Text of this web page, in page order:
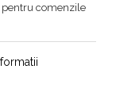
pentru comenzile